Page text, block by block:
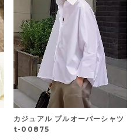
カジュアル プルオーバーシャツ
t-00875